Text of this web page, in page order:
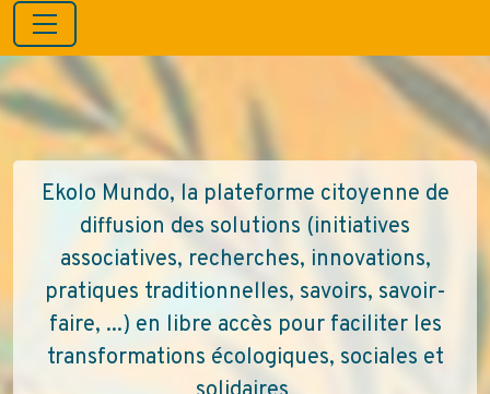
Ekolo Mundo, la plateforme citoyenne de
diffusion des solutions (initiatives
associatives, recherches, innovations,
pratiques traditionnelles, savoirs, savoir-
faire, ...) en libre accès pour faciliter les
transformations écologiques, sociales et